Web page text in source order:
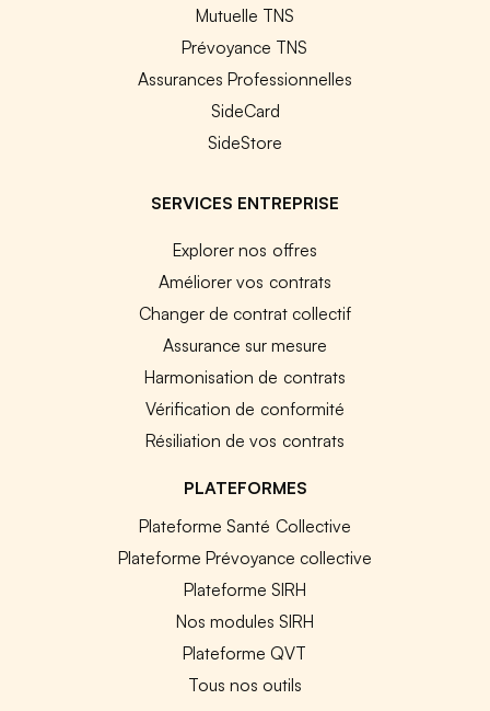
Mutuelle TNS
Prévoyance TNS
Assurances Professionnelles
SideCard
SideStore
SERVICES ENTREPRISE
Explorer nos offres
Améliorer vos contrats
Changer de contrat collectif
Assurance sur mesure
Harmonisation de contrats
Vérification de conformité
Résiliation de vos contrats
PLATEFORMES
Plateforme Santé Collective
Plateforme Prévoyance collective
Plateforme SIRH
Nos modules SIRH
Plateforme QVT
Tous nos outils